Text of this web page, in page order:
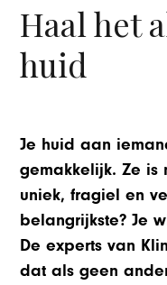
Haal het
huid
Je huid aan
gemakkelijk. Ze is
uniek, fragiel en
belangrijkste? Je
De experts van
dat als geen